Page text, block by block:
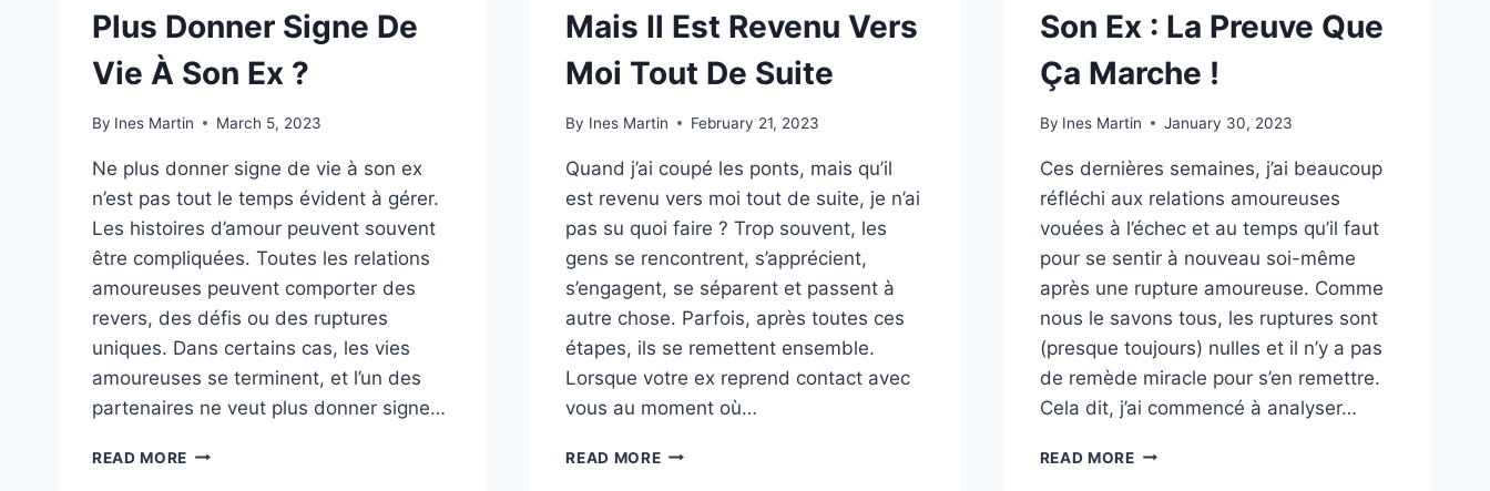
Plus Donner Signe De
Vie À Son Ex ?
By Ines Martin March 5, 2023
Ne plus donner signe de vie à son ex
n’est pas tout le temps évident à gérer.
Les histoires d’amour peuvent souvent
être compliquées. Toutes les relations
amoureuses peuvent comporter des
revers, des défis ou des ruptures
uniques. Dans certains cas, les vies
amoureuses se terminent, et l’un des
partenaires ne veut plus donner signe…
READ MORE EST-
Mais Il Est Revenu Vers
Moi Tout De Suite
By Ines Martin February 21, 2023
Quand j’ai coupé les ponts, mais qu’il
est revenu vers moi tout de suite, je n’ai
pas su quoi faire ? Trop souvent, les
gens se rencontrent, s’apprécient,
s’engagent, se séparent et passent à
autre chose. Parfois, après toutes ces
étapes, ils se remettent ensemble.
Lorsque votre ex reprend contact avec
vous au moment où…
READ MOREJ’AI
Son Ex : La Preuve Que
Ça Marche !
By Ines Martin January 30, 2023
Ces dernières semaines, j’ai beaucoup
réfléchi aux relations amoureuses
vouées à l’échec et au temps qu’il faut
pour se sentir à nouveau soi-même
après une rupture amoureuse. Comme
nous le savons tous, les ruptures sont
(presque toujours) nulles et il n’y a pas
de remède miracle pour s’en remettre.
Cela dit, j’ai commencé à analyser…
READ MORE21